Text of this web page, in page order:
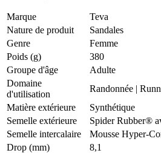
Marque
Teva
Nature de produit
Sandales
Genre
Femme
Poids (g)
380
Groupe d'âge
Adulte
Domaine
d'utilisation
Randonnée |
Matière extérieure
Synthétique
Semelle extérieure
Spider Rubber®
Semelle intercalaire
Mousse Hyper-
Drop (mm)
8,1